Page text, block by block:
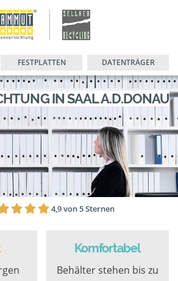
FESTPLATTEN DATENTRÄGER
IN SAAL A.D.DONAU
4,9 von 5 Sternen
Komfortabel
Behälter stehen bis zu